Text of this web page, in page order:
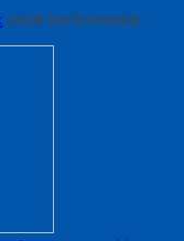
untuk berkomentar.